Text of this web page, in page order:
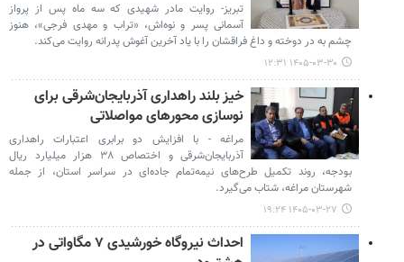
تبریز- روایت مادر شهیدی که سه ماه پس از پرواز
آسمانی پسر و نوه‌اش، «تراب و مهدی فرجی»، هنوز
چشم به در دوخته و داغ فراقشان را با یاد آخرین آغوش پدرانه روایت می‌کند.
۱۴۰۵-۰۳-۳۰ ۱۲:۳۱
خیز بلند راهداری آذربایجان‌شرقی برای
نوسازی محورهای مواصلاتی
مراغه - با افزایش دو برابری اعتبارات راهداری
آذربایجان‌شرقی و اختصاص ۳۸ هزار میلیارد ریال
بودجه، روند تکمیل طرح‌های نیمه‌تمام جاده‌ای در سراسر استان، از جمله
شهرستان مراغه، شتاب می‌گیرد.
۱۴۰۵-۰۳-۲۷ ۱۹:۲۴
احداث نیروگاه خورشیدی ۷ مگاواتی در